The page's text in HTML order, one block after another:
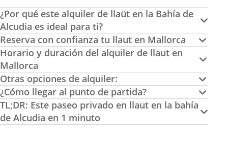
¿Por qué este alquiler de llaüt en la Bahía de
Alcudia es ideal para ti?
Reserva con confianza tu llaut en Mallorca
Horario y duración del alquiler de llaut en
Mallorca
Otras opciones de alquiler:
¿Cómo llegar al punto de partida?
TL;DR: Este paseo privado en llaut en la bahía
de Alcudia en 1 minuto